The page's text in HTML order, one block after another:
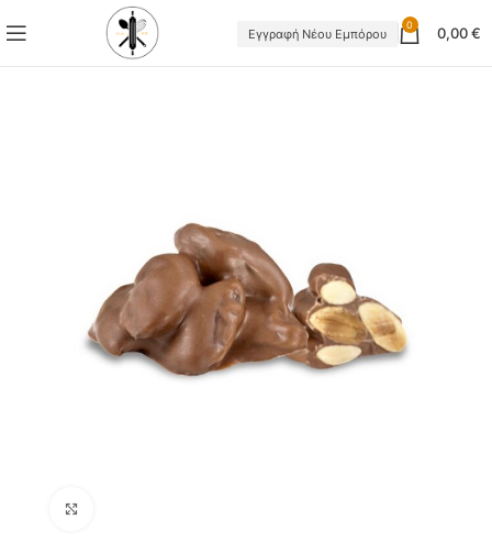
Εγγραφή Νέου Εμπόρου
0 0,00€